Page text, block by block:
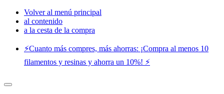
Volver al menú principal
al contenido
a la cesta de la compra
⚡️Cuanto más compres, más ahorras: ¡Compra al menos 10
filamentos y resinas y ahorra un 10%! ⚡️